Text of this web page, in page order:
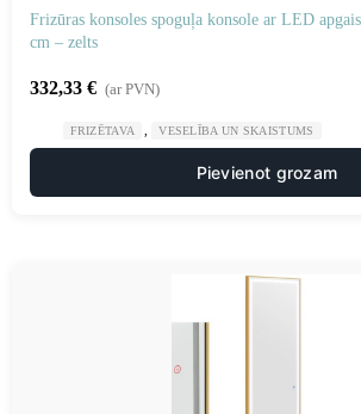
Frizūras konsoles spoguļa konsole ar LED
cm – zelts
332,33 € (ar PVN)
FRIZĒTAVA VESELĪBA UN SKAISTUMS
Pievienot grozam